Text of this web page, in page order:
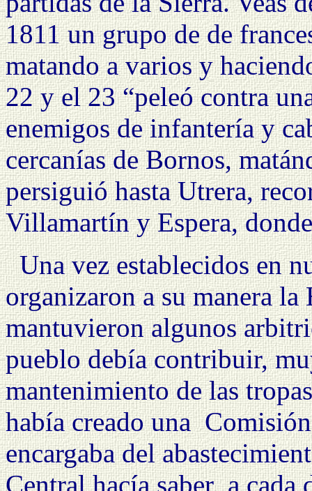
1811 un grupo de de
matando a varios y
22 y el 23 “peleó contra
enemigos de infantería y
cercanías de Bornos,
persiguió hasta Utrera,
Villamartín y Espera,
Una vez establecidos en
organizaron a su manerala
mantuvieron algunos
pueblo debía contribuir,
mantenimiento de las
había creado una
encargaba del
Central hacía saber a cada